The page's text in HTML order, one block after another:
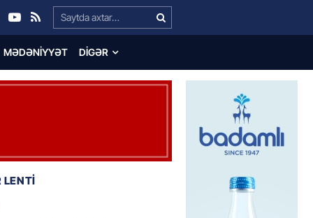
Search…
MƏDƏNIYYƏT DIGƏR